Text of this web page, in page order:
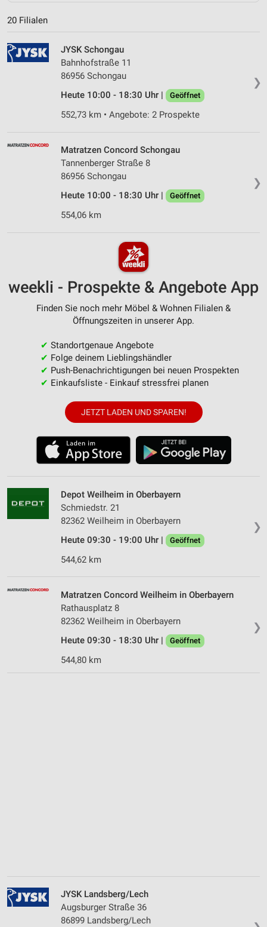
20 Filialen
❯
JYSK Schongau
Bahnhofstraße 11
86956 Schongau
Heute 10:00 - 18:30 Uhr |
Geöffnet
552,73 km • Angebote: 2 Prospekte
❯
Matratzen Concord Schongau
Tannenberger Straße 8
86956 Schongau
Heute 10:00 - 18:30 Uhr |
Geöffnet
554,06 km
weekli - Prospekte & Angebote App
Finden Sie noch mehr Möbel & Wohnen Filialen &
Öffnungszeiten in unserer App.
✔ Standortgenaue Angebote
✔ Folge deinem Lieblingshändler
✔ Push-Benachrichtigungen bei neuen Prospekten
✔ Einkaufsliste - Einkauf stressfrei planen
JETZT LADEN UND SPAREN!
❯
Depot Weilheim in Oberbayern
Schmiedstr. 21
82362 Weilheim in Oberbayern
Heute 09:30 - 19:00 Uhr |
Geöffnet
544,62 km
❯
Matratzen Concord Weilheim in Oberbayern
Rathausplatz 8
82362 Weilheim in Oberbayern
Heute 09:30 - 18:30 Uhr |
Geöffnet
544,80 km
JYSK Landsberg/Lech
Augsburger Straße 36
86899 Landsberg/Lech